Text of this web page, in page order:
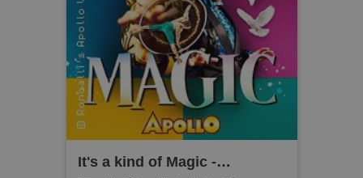
It's a kind of Magic -